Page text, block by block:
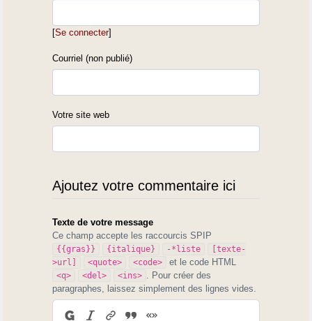
[Se connecter]
Courriel (non publié)
Votre site web
Ajoutez votre commentaire ici
Texte de votre message
Ce champ accepte les raccourcis SPIP
{{gras}} {italique} -*liste
[texte-
>url]
<quote> <code> et le code HTML
<q> <del> <ins>
. Pour créer des
paragraphes, laissez simplement des lignes vides.